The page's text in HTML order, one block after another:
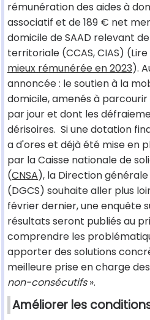
rémunération des aides à
associatif et de 189 € net
domicile de SAAD relevant
territoriale (CCAS, CIAS) (Lire
mieux rémunérée en 2023).
annoncée : le soutien à la
domicile, amenés à
par jour et dont les
dérisoires. Si une dotation
a d'ores et déjà été mise en
par la Caisse nationale de
(CNSA), la Direction
(DGCS) souhaite aller plus
février dernier, une enquête
résultats seront publiés au
comprendre les
apporter des solutions
meilleure prise en charge
non-consécutifs».
Améliorer les